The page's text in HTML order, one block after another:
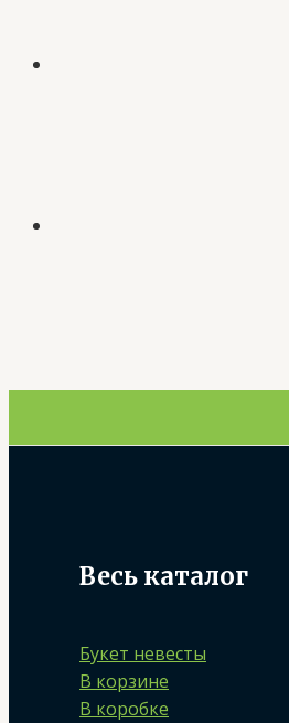
Весь каталог
Букет невесты
В корзине
В коробке